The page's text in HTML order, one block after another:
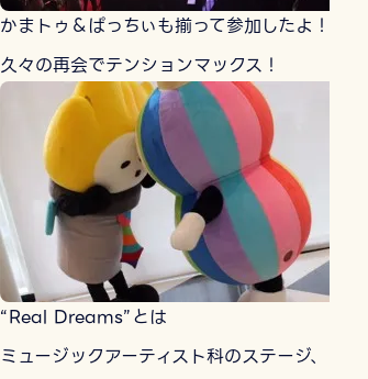
かまトゥ＆ぱっちぃも揃って参加したよ！
久々の再会でテンションマックス！
“Real Dreams”とは
ミュージックアーティスト科のステージ、